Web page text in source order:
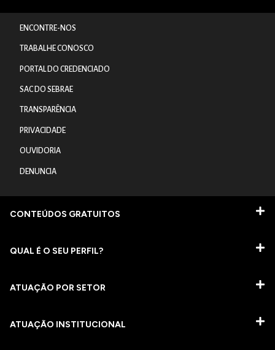
ENCONTRE-NOS
TRABALHE CONOSCO
PORTAL DO CREDENCIADO
SAC DO SEBRAE
TRANSPARÊNCIA
PRIVACIDADE
OUVIDORIA
DENUNCIA
CONTEÚDOS GRATUITOS
QUAL É O SEU PERFIL?
ATUAÇÃO POR SETOR
ATUAÇÃO INSTITUCIONAL